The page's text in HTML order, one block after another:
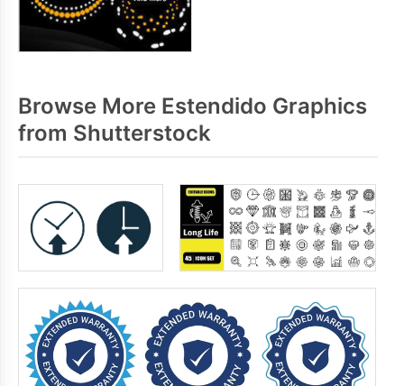
Browse More Estendido Graphics
from Shutterstock